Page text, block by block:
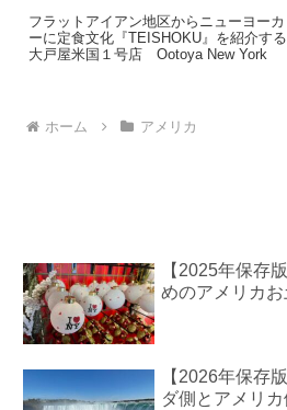
フラットアイアン地区からニューヨーカ
ーに定食文化『TEISHOKU』を紹介する
大戸屋米国１号店 Ootoya New York
ホーム アメリカ
【2025年保存
めのアメリカお
【2026年保存
ダ側とアメリ